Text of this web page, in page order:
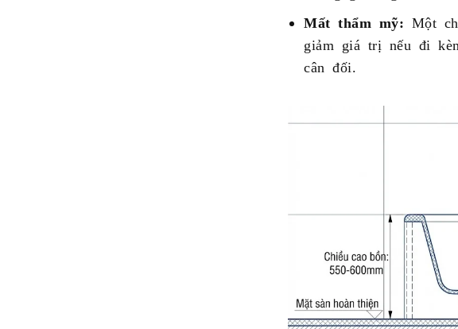
Mất thẩm mỹ: Một
giảm giá trị nếu đi
cân đối.